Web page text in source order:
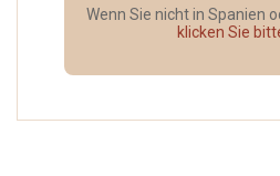
Wenn Sie nicht in Spanien
klicken Sie